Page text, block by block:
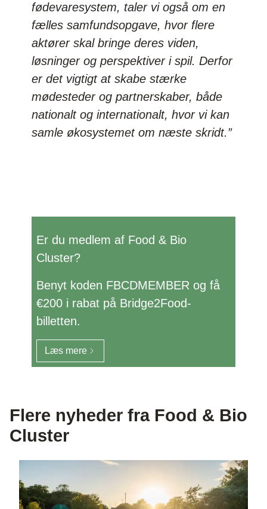
fødevaresystem, taler vi også om en
fælles samfundsopgave, hvor flere
aktører skal bringe deres viden,
løsninger og perspektiver i spil. Derfor
er det vigtigt at skabe stærke
mødesteder og partnerskaber, både
nationalt og internationalt, hvor vi kan
samle økosystemet om næste skridt.”
Er du medlem af Food & Bio
Cluster?
Benyt koden FBCDMEMBER og få
€200 i rabat på Bridge2Food-
billetten.
Læs mere
Flere nyheder fra Food & Bio
Cluster